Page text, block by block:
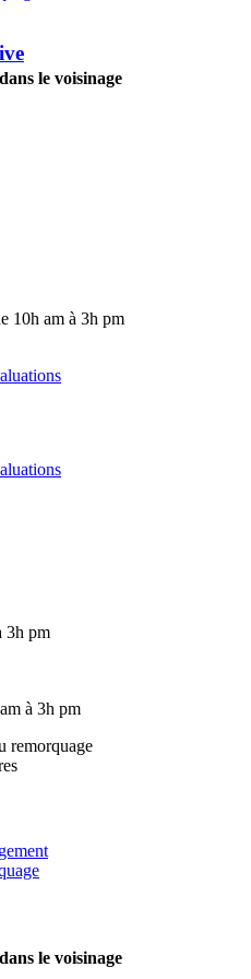
le voisinage
10h am à 3h pm
3h pm
à 3h pm
remorquage
le voisinage